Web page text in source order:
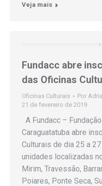
Veja mais
Fundacc abre
das Oficinas
Oficinas Culturais Por
21 de fevereiro de 2019
A Fundacc –
Caraguatatuba abre
Culturais de dia 25 a
unidades localizadas
Mirim, Travessão,
Poiares, Ponte Seca,